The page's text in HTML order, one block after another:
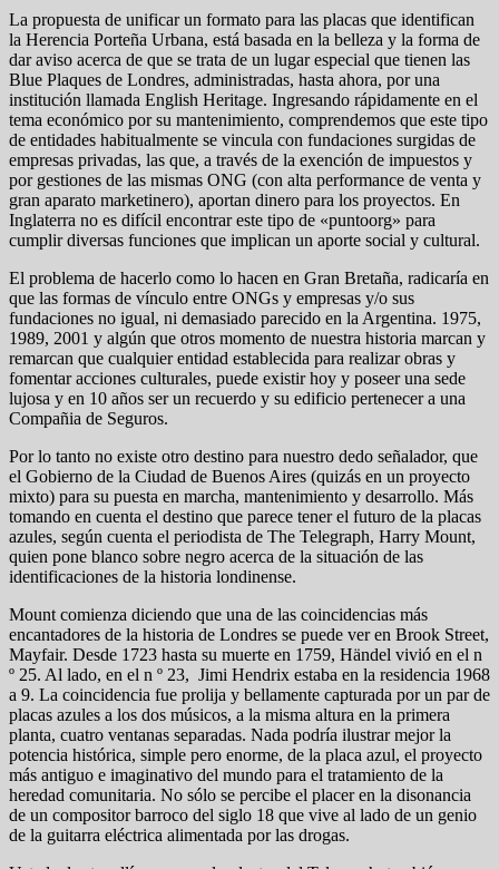
La propuesta de unificar un formato para las placas que identifican
la Herencia Porteña Urbana, está basada en la belleza y la forma de
dar aviso acerca de que se trata de un lugar especial que tienen las
Blue Plaques de Londres, administradas, hasta ahora, por una
institución llamada English Heritage. Ingresando rápidamente en el
tema económico por su mantenimiento, comprendemos que este tipo
de entidades habitualmente se vincula con fundaciones surgidas de
empresas privadas, las que, a través de la exención de impuestos y
por gestiones de las mismas ONG (con alta performance de venta y
gran aparato marketinero), aportan dinero para los proyectos. En
Inglaterra no es difícil encontrar este tipo de «puntoorg» para
cumplir diversas funciones que implican un aporte social y cultural.
El problema de hacerlo como lo hacen en Gran Bretaña, radicaría en
que las formas de vínculo entre ONGs y empresas y/o sus
fundaciones no igual, ni demasiado parecido en la Argentina. 1975,
1989, 2001 y algún que otros momento de nuestra historia marcan y
remarcan que cualquier entidad establecida para realizar obras y
fomentar acciones culturales, puede existir hoy y poseer una sede
lujosa y en 10 años ser un recuerdo y su edificio pertenecer a una
Compañia de Seguros.
Por lo tanto no existe otro destino para nuestro dedo señalador, que
el Gobierno de la Ciudad de Buenos Aires (quizás en un proyecto
mixto) para su puesta en marcha, mantenimiento y desarrollo. Más
tomando en cuenta el destino que parece tener el futuro de la placas
azules, según cuenta el periodista de The Telegraph, Harry Mount,
quien pone blanco sobre negro acerca de la situación de las
identificaciones de la historia londinense.
Mount comienza diciendo que una de las coincidencias más
encantadores de la historia de Londres se puede ver en Brook Street,
Mayfair. Desde 1723 hasta su muerte en 1759, Händel vivió en el n
º 25. Al lado, en el n º 23, Jimi Hendrix estaba en la residencia 1968
a 9. La coincidencia fue prolija y bellamente capturada por un par de
placas azules a los dos músicos, a la misma altura en la primera
planta, cuatro ventanas separadas. Nada podría ilustrar mejor la
potencia histórica, simple pero enorme, de la placa azul, el proyecto
más antiguo e imaginativo del mundo para el tratamiento de la
heredad comunitaria. No sólo se percibe el placer en la disonancia
de un compositor barroco del siglo 18 que vive al lado de un genio
de la guitarra eléctrica alimentada por las drogas.